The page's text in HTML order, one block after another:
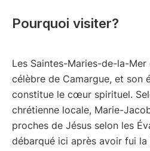
Pourquoi visiter?
Les Saintes-Maries-de-la-
célèbre de Camargue, et son
constitue le cœur spirituel.
chrétienne locale, Marie-
proches de Jésus selon les
débarqué ici après avoir fui la